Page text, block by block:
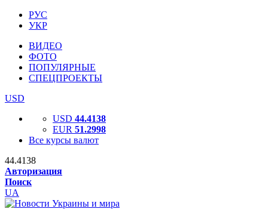
РУС
УКР
ВИДЕО
ФОТО
ПОПУЛЯРНЫЕ
СПЕЦПРОЕКТЫ
USD
USD 44.4138
EUR 51.2998
Все курсы валют
44.4138
Авторизация
Поиск
UA